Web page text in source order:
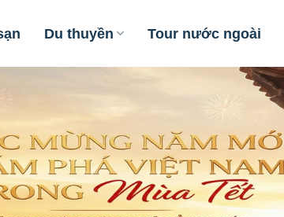
Du thuyền Tour nước ngoài